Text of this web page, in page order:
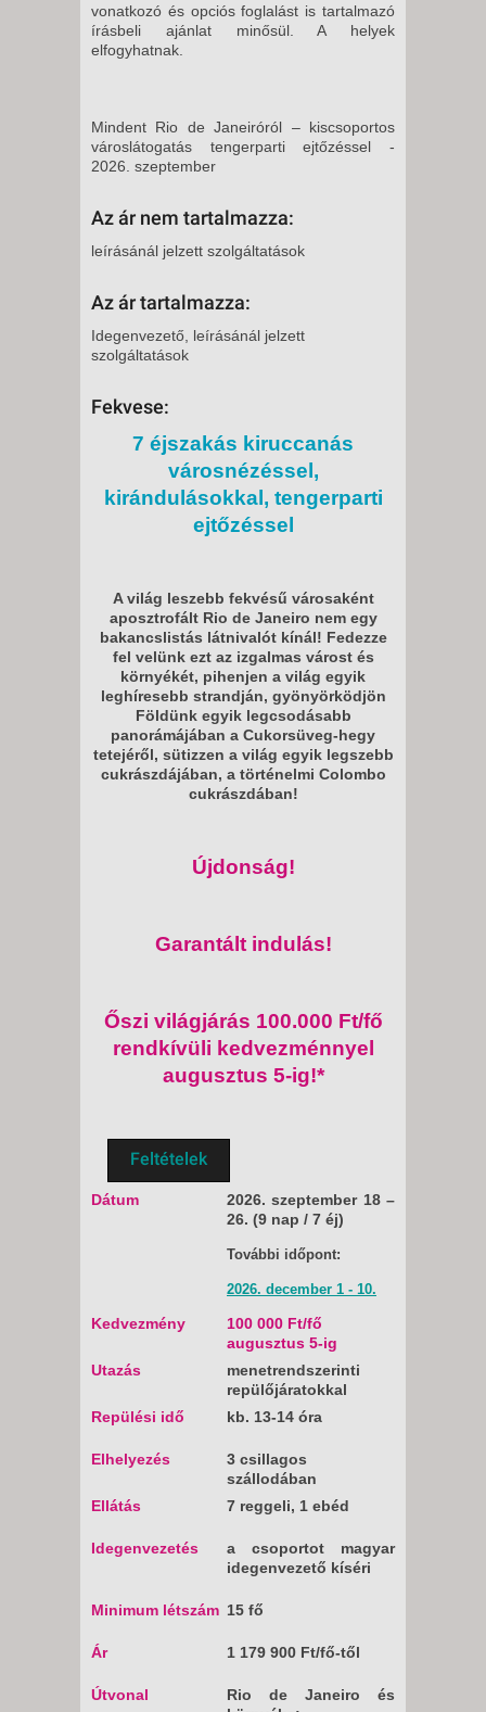
vonatkozó és opciós foglalást is tartalmazó
írásbeli ajánlat minősül. A helyek
elfogyhatnak.
Mindent Rio de Janeiróról – kiscsoportos
városlátogatás tengerparti ejtőzéssel -
2026. szeptember
Az ár nem tartalmazza:
leírásánál jelzett szolgáltatások
Az ár tartalmazza:
Idegenvezető, leírásánál jelzett
szolgáltatások
Fekvese:
7 éjszakás kiruccanás
városnézéssel,
kirándulásokkal, tengerparti
ejtőzéssel
A világ leszebb fekvésű városaként
aposztrofált Rio de Janeiro nem egy
bakancslistás látnivalót kínál! Fedezze
fel velünk ezt az izgalmas várost és
környékét, pihenjen a világ egyik
leghíresebb strandján, gyönyörködjön
Földünk egyik legcsodásabb
panorámájában a Cukorsüveg-hegy
tetejéről, sütizzen a világ egyik legszebb
cukrászdájában, a történelmi Colombo
cukrászdában!
Újdonság!
Garantált indulás!
Őszi világjárás 100.000 Ft/fő
rendkívüli kedvezménnyel
augusztus 5-ig!*
Feltételek
Dátum
2026. szeptember 18 –
26. (9 nap / 7 éj)
További időpont:
2026. december 1 - 10.
Kedvezmény
100 000 Ft/fő
augusztus 5-ig
Utazás
menetrendszerinti
repülőjáratokkal
Repülési idő
kb. 13-14 óra
Elhelyezés
3 csillagos
szállodában
Ellátás
7 reggeli, 1 ebéd
Idegenvezetés
a csoportot magyar
idegenvezető kíséri
Minimum létszám 15 fő
Ár 1 179 900 Ft/fő-től
Útvonal
Rio de Janeiro és